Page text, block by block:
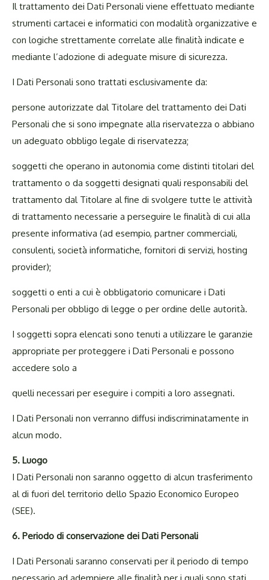
Il trattamento dei Dati Personali viene effettuato mediante
strumenti cartacei e informatici con modalità organizzative e
con logiche strettamente correlate alle finalità indicate e
mediante l’adozione di adeguate misure di sicurezza.
I Dati Personali sono trattati esclusivamente da:
persone autorizzate dal Titolare del trattamento dei Dati
Personali che si sono impegnate alla riservatezza o abbiano
un adeguato obbligo legale di riservatezza;
soggetti che operano in autonomia come distinti titolari del
trattamento o da soggetti designati quali responsabili del
trattamento dal Titolare al fine di svolgere tutte le attività
di trattamento necessarie a perseguire le finalità di cui alla
presente informativa (ad esempio, partner commerciali,
consulenti, società informatiche, fornitori di servizi, hosting
provider);
soggetti o enti a cui è obbligatorio comunicare i Dati
Personali per obbligo di legge o per ordine delle autorità.
I soggetti sopra elencati sono tenuti a utilizzare le garanzie
appropriate per proteggere i Dati Personali e possono
accedere solo a
quelli necessari per eseguire i compiti a loro assegnati.
I Dati Personali non verranno diffusi indiscriminatamente in
alcun modo.
5. Luogo
I Dati Personali non saranno oggetto di alcun trasferimento
al di fuori del territorio dello Spazio Economico Europeo
(SEE).
6. Periodo di conservazione dei Dati Personali
I Dati Personali saranno conservati per il periodo di tempo